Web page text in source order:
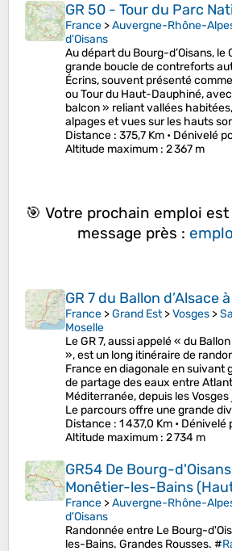
GR 50 - Tour du Parc
France >Auvergne-Rhône-
d'Oisans
Au départ du Bourg-d’Oisans, le
grande boucle de contreforts
Écrins, souvent présenté
ou Tour du Haut-Dauphiné,
balcon » reliant vallées
alpages et vues sur les hauts
Distance : 375,7 Km • Dénivelé
Altitude maximum : 2 367 m
🎯 Votre prochain emploi
message près :
GR 7 du Ballon d’Alsace
France >Grand Est>Vosges >
Moselle
Le GR 7, aussi appelé « du
», est un long itinéraire de
France en diagonale en suivant
de partage des eaux entre
Méditerranée, depuis les
Le parcours offre une grande
Distance : 1 437,0 Km • Dénivelé
Altitude maximum : 2 734 m
GR54 De Bourg-
Monêtier-les-Bains
France >Auvergne-Rhône-
d'Oisans
Randonnée entre Le Bourg-
les-Bains. Grandes Rousses. #